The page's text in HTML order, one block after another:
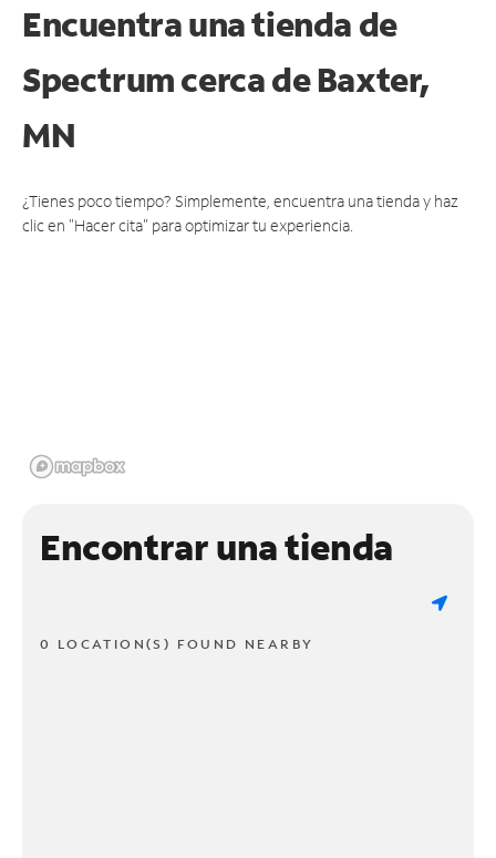
Encuentra una tienda de
Spectrumcerca de Baxter,
MN
¿Tienes poco tiempo? Simplemente, encuentra una tienda y haz
clic en "Hacer cita" para optimizar tu experiencia.
Encontrar una tienda
0 LOCATION(S) FOUND NEARBY